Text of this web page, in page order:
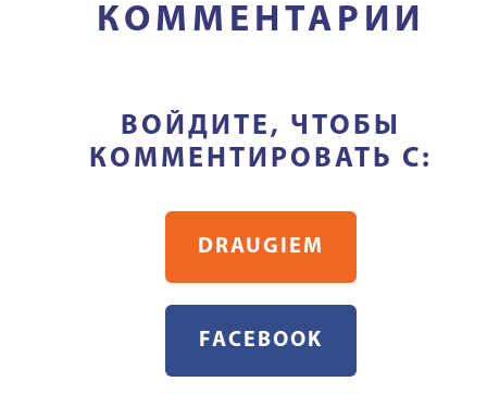
КОММЕНТАРИИ
ВОЙДИТЕ, ЧТОБЫ
КОММЕНТИРОВАТЬ С:
DRAUGIEM
FACEBOOK